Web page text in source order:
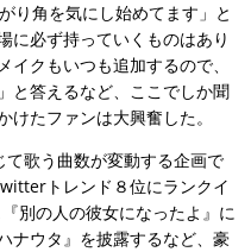
り角を気にし始めてます」と
に必ず持っていくものはあり
クもいつも追加するので、
と答えるなど、ここでしか聞
たファンは大興奮した。
歌う曲数が変動する企画で
トレンド８位にランクイ
別の人の彼女になったよ』に
ナウタ』を披露するなど、豪